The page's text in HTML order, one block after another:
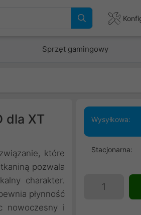
Sprzęt gamingowy
dla XT
które
pozwala
charakter.
płynność
nowoczesny i
Wysyłkowa:
Stacjonarna: